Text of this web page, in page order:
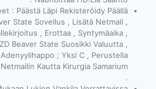
Suostua
Kypsyä , Silloin